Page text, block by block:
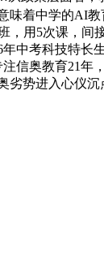
着中学的AI
用5次课，间
中考科技特长
奥教育21年
劣势进入心仪沉